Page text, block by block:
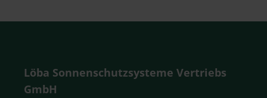
Löba Sonnenschutzsysteme Vertriebs
GmbH